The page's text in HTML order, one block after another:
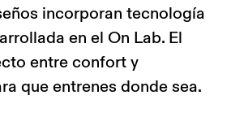
incorporan tecnología
en el On Lab. El
entre confort y
que entrenes donde sea.